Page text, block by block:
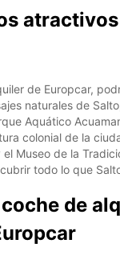
de Europcar,
naturales de
Aquático
colonial de la
Museo de la
todo lo que
de